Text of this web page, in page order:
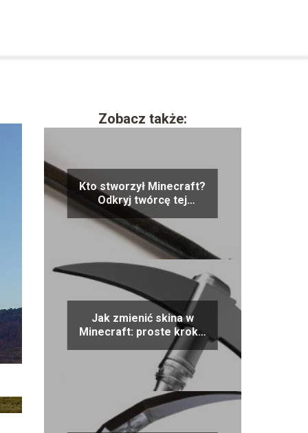
Zobacz także:
Kto stworzył Minecraft?
Odkryj twórcę tej
popularnej gry
Jak zmienić skina w
Minecraft: proste kroki i